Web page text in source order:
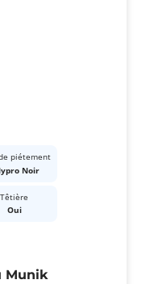
piétement
Noir
Têtière
Oui
Munik